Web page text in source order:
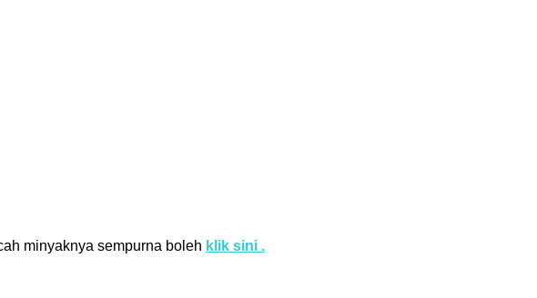
minyaknya sempurna boleh klik sini .